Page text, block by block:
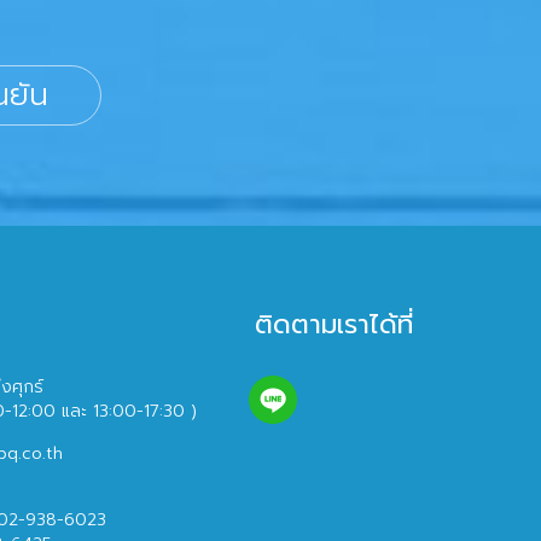
น
ศุกร์
และ 13:00-17:30 )
938-6023
ติดตามเราได้ที่